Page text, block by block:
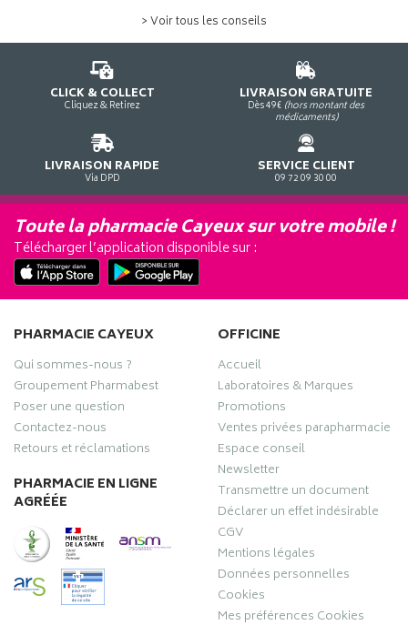
> Voir tous les conseils
CLICK & COLLECT
Cliquez & Retirez
LIVRAISON GRATUITE
Dès 49€ (hors montant des
médicaments)
LIVRAISON RAPIDE
Via DPD
SERVICE CLIENT
09 72 09 30 00
Toute la pharmacie Cayeux sur votre mobile !
Télécharger l’application disponible sur :
PHARMACIE CAYEUX
Qui sommes-nous ?
Groupement Pharmabest
Poser une question
Contactez-nous
Retours et réclamations
PHARMACIE EN LIGNE
AGRÉÉE
OFFICINE
Accueil
Laboratoires & Marques
Promotions
Ventes privées parapharmacie
Espace conseil
Newsletter
Transmettre un document
Déclarer un effet indésirable
CGV
Mentions légales
Données personnelles
Cookies
Mes préférences Cookies